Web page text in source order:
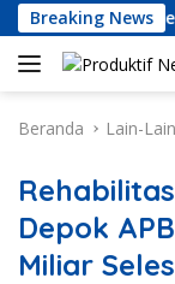
Langsung
ke
konten
Breaking News
Raya)
Beranda Lain-Lain
Depok
Miliar